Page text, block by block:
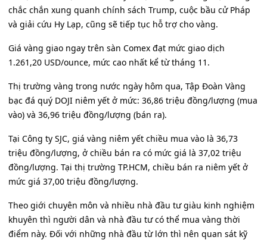
chắc chắn xung quanh chính sách Trump, cuộc bầu cử Pháp
và giải cứu Hy Lạp, cũng sẽ tiếp tục hỗ trợ cho vàng.
Giá vàng giao ngay trên sàn Comex đạt mức giao dịch
1.261,20 USD/ounce, mức cao nhất kể từ tháng 11.
Thị trường vàng trong nước ngày hôm qua, Tập Đoàn Vàng
bạc đá quý DOJI niêm yết ở mức: 36,86 triệu đồng/lượng (mua
vào) và 36,96 triệu đồng/lượng (bán ra).
Tại Công ty SJC, giá vàng niêm yết chiều mua vào là 36,73
triệu đồng/lượng, ở chiều bán ra có mức giá là 37,02 triệu
đồng/lượng. Tại thị trường TP.HCM, chiều bán ra niêm yết ở
mức giá 37,00 triệu đồng/lượng.
Theo giới chuyên môn và nhiều nhà đầu tư giàu kinh nghiệm
khuyên thì người dân và nhà đầu tư có thể mua vàng thời
điểm này. Đối với những nhà đầu từ lớn thì nên quan sát kỹ